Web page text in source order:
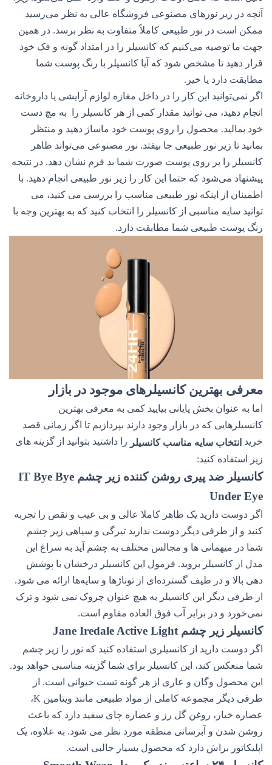
آنچه در زیر نورهای مصنوعی فروشگاه عالی به نظر می‌رسید
ممکن است در نور طبیعی کاملاً متفاوت به نظر برسد. در همین
جهت ما توصیه می‌کنیم که کانسیلر را در امتداد گونه و فک خود
قرار دهید تا مشخص شود که آیا کانسیلر با رنگ پوست شما
مطابقت دارد یا خیر.
اگر نمی‌توانید این کار را در داخل مغازه لوازم آرایشی یا داروخانه
انجام دهید، می توانید مقدار کمی از هر کانسیلر را به مچ دست
خود بمالید. محصول را روی پوست خود ماساژ دهید و منتظر
بمانید تا زیر نور طبیعی جا بیفتد. نور مصنوعی می‌تواند ظاهر
کانسیلر را بر روی پوست صورت شما بد فرم نشان دهد. در نتیجه
پیشنهاد می‌شود که حتما این کار را زیر نور طبیعی انجام دهید. با
اطمینان از اینکه نور طبیعی مناسب را بررسی می کنید، می
توانید سایه مناسبی از کانسیلر را انتخاب کنید که به بهترین وجه با
رنگ پوست طبیعی شما مطابقت دارد.
معرفی بهترین کانسیلرهای موجود در بازار
اما به عنوان بخش پایانی بیایید کمی به معرفی بهترین
کانسیلرهایی که در بازار وجود دارند بپردازیم تا اگر زمانی قصد
خریدانتخاب سایه مناسب کانسیلررا داشتید بتوانید از گزینه های
زیر استفاده کنید:
کانسیلر ضد پیری روشن کننده زیر چشم IT Bye Bye
Under Eye
اگر دوست دارید یک ظاهر کاملا عالی و بی عیب و نقص را تجربه
کنید و از طرفی دیگر دوست ندارید تیرگی و سیاهی زیر چشم
شما در میهمانی ها و مجالس مختلف به چشم آید به سراغ این
مدل از کانسیلر بروید. فرمول این کانسیلر درخشان با پوشش
دهی بالا و در طیف گسترده‌ای از توناژها و سایه‌ها ارائه می شود.
از طرفی دیگر این کانسیلر به هیچ عنوان چروک نمی شود و ترک
نمی‌خورد و در برابر آب فوق العاده مقاوم است.
کانسیلر زیر چشم Jane Iredale Active Light
اگر دوست دارید از کانسیلری استفاده کنید که نور را زیر چشم
شما منعکس کند، این کانسیلر برای شما گزینه مناسبی خواهد بود.
این محصول وگان و عاری از هر گونه تست حیوانی است. از
طرفی دیگر مجموعه کاملی از مواد طبیعی مانند ویتامین K،
عصاره خیار، روغن گل رز و عصاره چای سفید دارد که باعث
روشن شدن و آبرسانی منطقه مورد نظر می شود. به علاوه، یک
اپلیکاتور براش دارد که محصول بسیار جالبی است.